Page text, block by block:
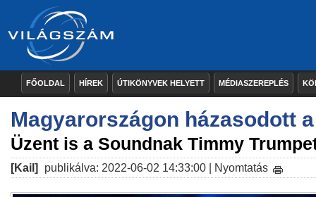
FŐOLDAL HÍREK ÚTIKÖNYVEK HELYETT MÉDIASZEREPLÉS
Magyarországon házasodott
Üzent is a Soundnak Timmy
[Kail] publikálva: 2022-06-02 14:33:00 | Nyomtatás